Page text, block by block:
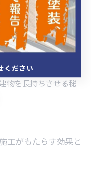
とが重要です。汚れ
続することで、外壁
性を高めることがで
建物の美観と安全性
に繋がります。正し
物を長持ちさせる秘
工がもたらす効果と
ださい
ください